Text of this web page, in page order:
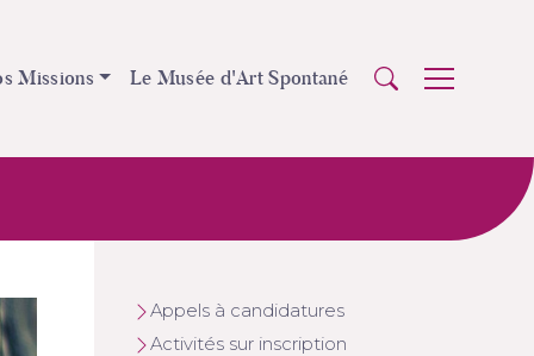
Missions Le Musée d'Art Spontané
Appels à candidatures
Activités sur inscription